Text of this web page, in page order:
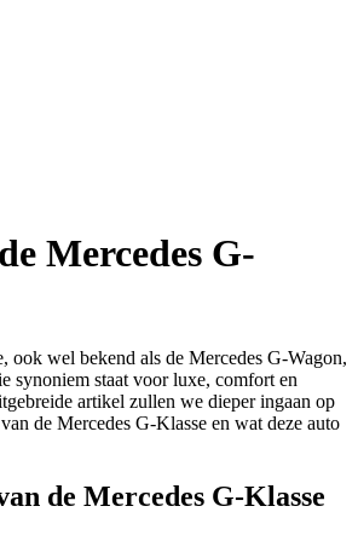
Mercedes G-
ook wel bekend als de Mercedes G-Wagon,
synoniem staat voor luxe, comfort en
artikel zullen we dieper ingaan op
de Mercedes G-Klasse en wat deze auto
de Mercedes G-Klasse